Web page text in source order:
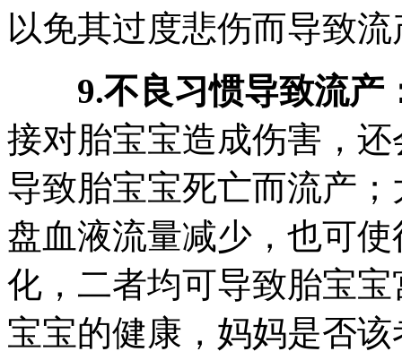
以免其过度悲伤而导致流
9.不良习惯导致流产
接对胎宝宝造成伤害，
导致胎宝宝死亡而流产
盘血液流量减少，也可
化，二者均可导致胎宝
宝宝的健康，妈妈是否